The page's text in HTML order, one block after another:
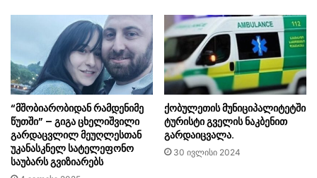
“მშობიარობიდან რამდენიმე
წუთში” – გიგა ცხელიშვილი
გარდაცვლილ მეუღლესთან
უკანასკნელ სატელეფონო
საუბარს გვიზიარებს
ქობულეთის მუნიციპალიტეტში
ტურისტი გველის ნაკბენით
გარდაიცვალა.
30 ივლისი 2024